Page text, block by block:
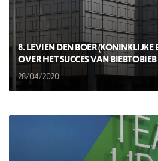
8. LEVIEN DEN BOER (KONINKLIJKE
OVER HET SUCCES VAN BIEBTOBIEB
28/04/2020